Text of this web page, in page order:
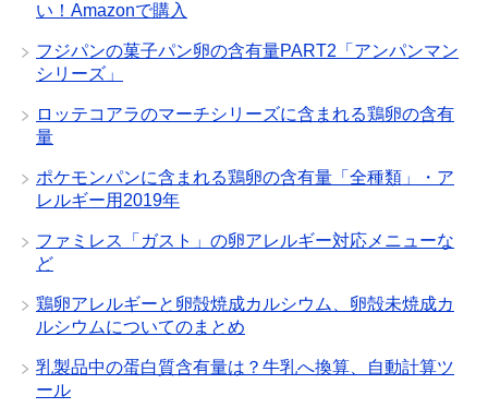
い！Amazonで購入
フジパンの菓子パン卵の含有量PART2「アンパンマン
シリーズ」
ロッテコアラのマーチシリーズに含まれる鶏卵の含有
量
ポケモンパンに含まれる鶏卵の含有量「全種類」・ア
レルギー用2019年
ファミレス「ガスト」の卵アレルギー対応メニューな
ど
鶏卵アレルギーと卵殻焼成カルシウム、卵殻未焼成カ
ルシウムについてのまとめ
乳製品中の蛋白質含有量は？牛乳へ換算、自動計算ツ
ール